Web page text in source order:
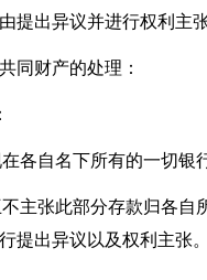
提出异议并进行权利主张
同财产的处理：
各自名下所有的一切银
主张此部分存款归各自
提出异议以及权利主张。